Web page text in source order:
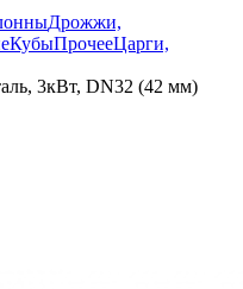
Дрожжи,
КубыПрочееЦарги,
3кВт, DN32 (42 мм)